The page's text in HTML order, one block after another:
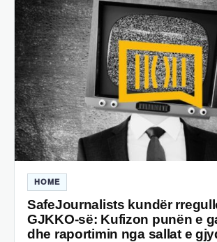
HOME
SafeJournalists kundër
GJKKO-së: Kufizon punën e
dhe raportimin nga sallat e